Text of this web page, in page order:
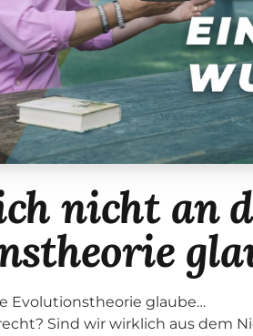
nicht an
Evolutionstheorie glaube…
Sind wir wirklich aus dem